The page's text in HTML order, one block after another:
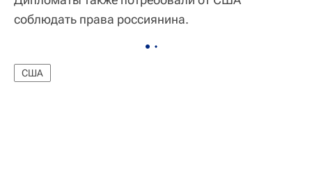
соблюдать права россиянина.
США